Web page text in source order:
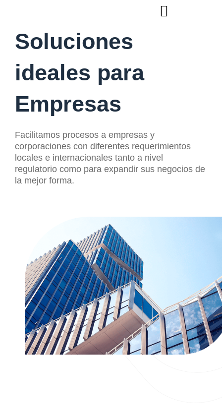
Soluciones
ideales para
Empresas
Facilitamos procesos a empresas y
corporaciones con diferentes requerimientos
locales e internacionales tanto a nivel
regulatorio como para expandir sus negocios de
la mejor forma.